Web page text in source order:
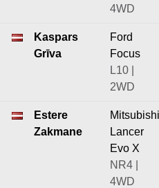
4WD
Kaspars
Grīva
Ford
Focus
L10 |
2WD
Estere
Zakmane
Mitsubishi
Lancer
Evo X
NR4 |
4WD